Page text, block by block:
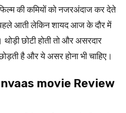
की कमियों को नजरअंदाज कर देते
आती लेकिन शायद आज के दौर में
छोटी होती तो और असरदार
है और ये असर होना भी चाहिए।
movie Review